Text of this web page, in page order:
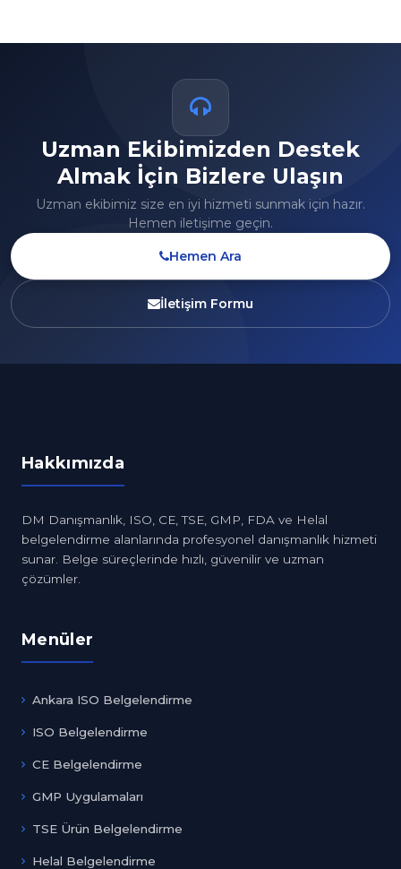
Uzman Ekibimizden Destek
Almak İçin Bizlere Ulaşın
Uzman ekibimiz size en iyi hizmeti sunmak için hazır.
Hemen iletişime geçin.
Hemen Ara
İletişim Formu
Hakkımızda
DM Danışmanlık, ISO, CE, TSE, GMP, FDA ve Helal
belgelendirme alanlarında profesyonel danışmanlık hizmeti
sunar. Belge süreçlerinde hızlı, güvenilir ve uzman
çözümler.
Menüler
Ankara ISO Belgelendirme
ISO Belgelendirme
CE Belgelendirme
GMP Uygulamaları
TSE Ürün Belgelendirme
Helal Belgelendirme